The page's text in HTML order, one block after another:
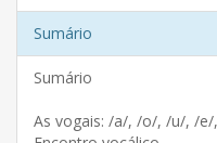
Sumário
Sumário
As vogais: /a/, /o/, /u/, /